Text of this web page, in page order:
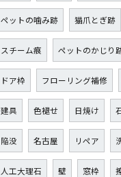
ペットの噛み跡 猫爪とぎ跡
スチーム痕 ペットのかじり
ドア枠 フローリング補修
建具 色褪せ 日焼け
陥没 名古屋 リペア
人工大理石 壁 窓枠